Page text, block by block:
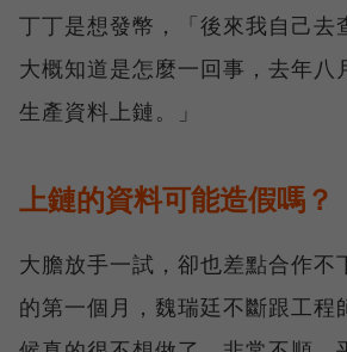
丁丁是想發幣，「後來我自己去
大概知道是怎麼一回事，去年八
生產資料上鏈。」
上鏈的資料可能造假嗎？
大膽放手一試，卻也差點合作不
的第一個月，魏瑞廷不斷跟工程